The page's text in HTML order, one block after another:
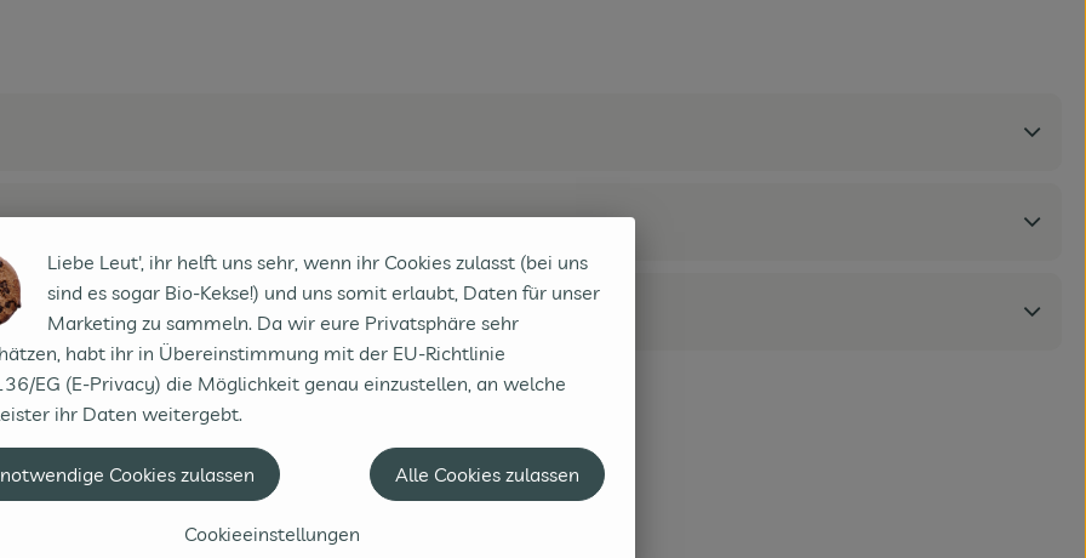
Liebe Leut', ihr helft uns sehr, wenn ihr Cookies zulasst (bei uns
sind es sogar Bio-Kekse!) und uns somit erlaubt, Daten für unser
Marketing zu sammeln. Da wir eure Privatsphäre sehr
habt ihr in Übereinstimmung mit der EU-Richtlinie
EG (E-Privacy) die Möglichkeit genau einzustellen, an welche
ihr Daten weitergebt.
Cookieeinstellungen
Cookies zulassen Alle Cookies zulassen